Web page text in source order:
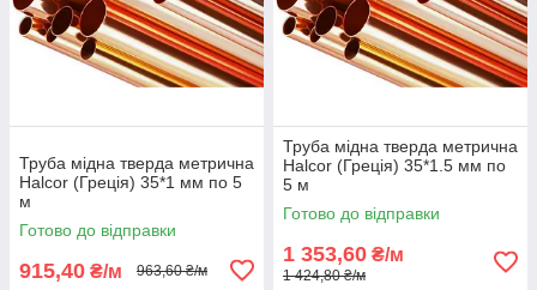
Труба мідна тверда метрична
Halcor (Греція) 35*1 мм по 5
м
Готово до відправки
915,40 ₴/м 963,60 ₴/м
Труба мідна тверда метрична
Halcor (Греція) 35*1.5 мм по
5 м
Готово до відправки
1 353,60 ₴/м
1 424,80 ₴/м